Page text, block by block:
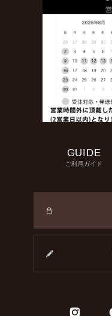
GUIDE
ご利用ガイド